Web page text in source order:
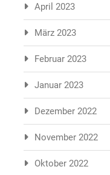
April 2023
März 2023
Februar 2023
Januar 2023
Dezember 2022
November 2022
Oktober 2022